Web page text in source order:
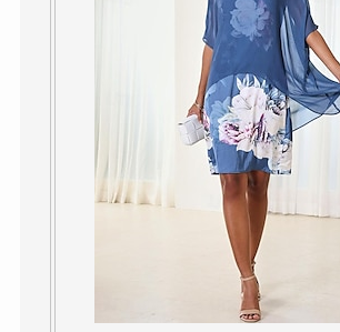
【怪し
ロモー
口コミ
どう？
【怪し
Liteの口
ユリカ